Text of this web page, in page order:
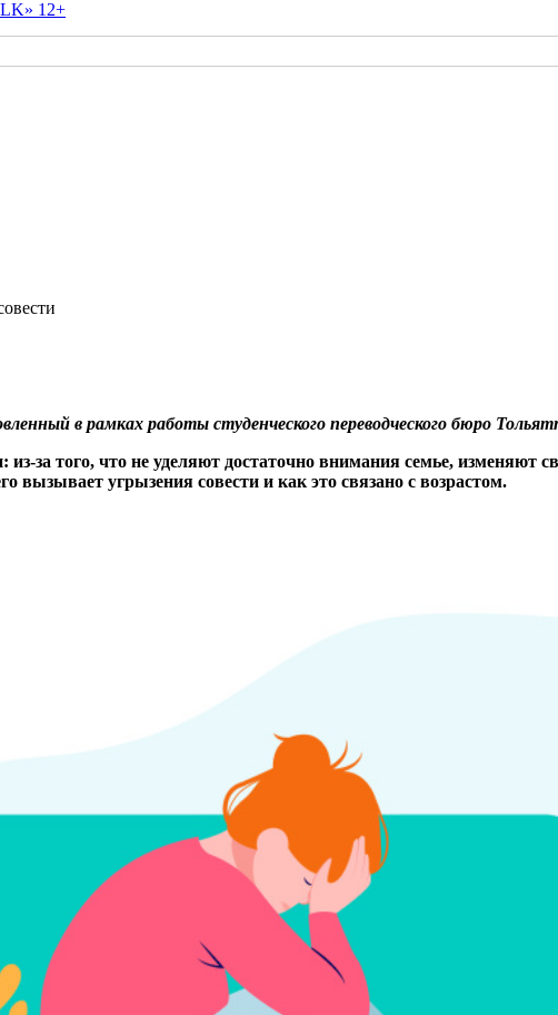
12+
в рамках работы студенческого переводческого бюро
за того, что не уделяют достаточно внимания семье, изменяют
вызывает угрызения совести и как это связано с возрастом.